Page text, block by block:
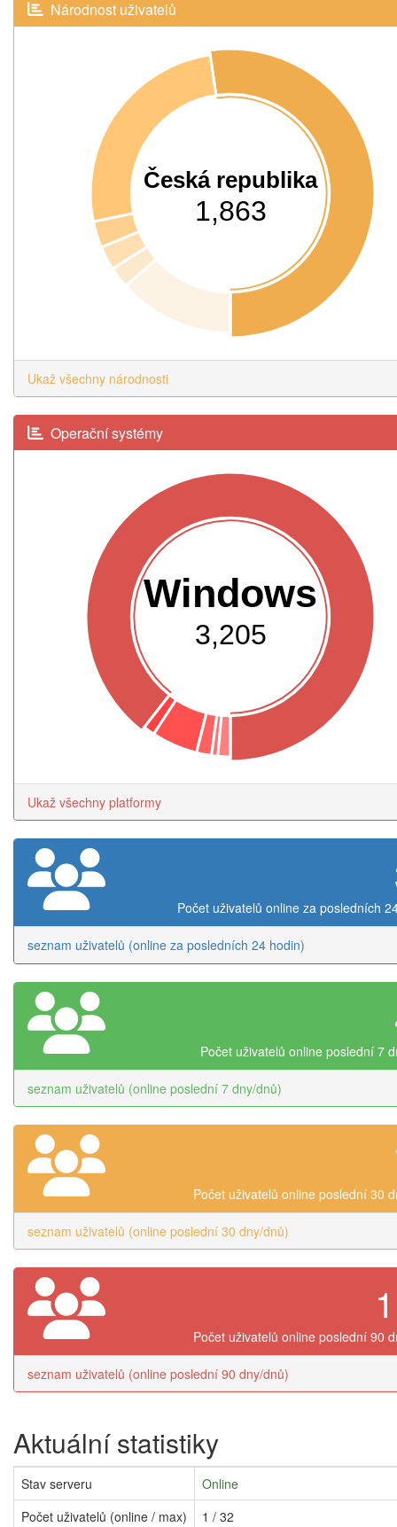
Národnost uživatelů
Česká republika
1,863
Ukaž všechny národnosti
Operační systémy
Windows
3,205
Ukaž všechny platformy
Počet uživatelů online za posledních
seznam uživatelů (online za posledních 24 hodin)
Počet uživatelů online poslední 7
seznam uživatelů (online poslední 7 dny/dnů)
Počet uživatelů online poslední 30
seznam uživatelů (online poslední 30 dny/dnů)
Počet uživatelů online poslední 90
seznam uživatelů (online poslední 90 dny/dnů)
Aktuální statistiky
Stav serveru
Online
Počet uživatelů (online / max)
1 / 32